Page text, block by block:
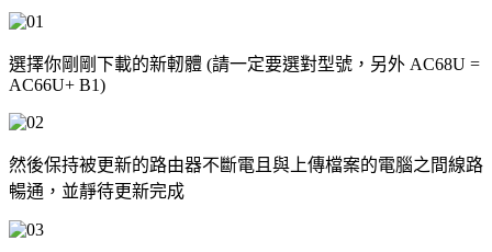
選擇你剛剛下載的新軔體 (請一定要選對型號，另外 AC68U =
AC66U+ B1)
然後保持被更新的路由器不斷電且與上傳檔案的電腦之間線路
暢通，並靜待更新完成